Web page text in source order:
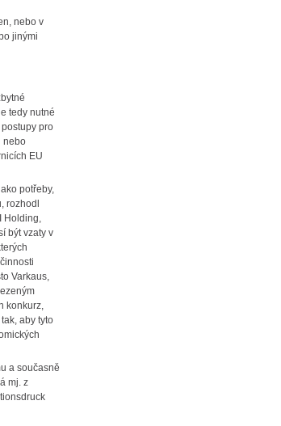
nebo v
jinými
tedy nutné
pro
nebo
EU
potřeby,
rozhodl
Holding,
být vzaty v
Varkaus,
konkurz,
aby tyto
a současně
mj. z